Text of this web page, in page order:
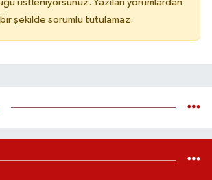
üstleniyorsunuz. Yazılan yorumlardan
şekilde sorumlu tutulamaz.